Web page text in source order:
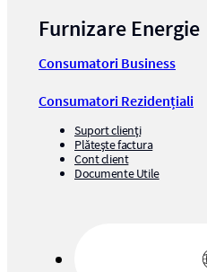
Furnizare Energie
Consumatori Business
Consumatori Rezidențiali
Suport clienți
Plătește factura
Cont client
Documente Utile